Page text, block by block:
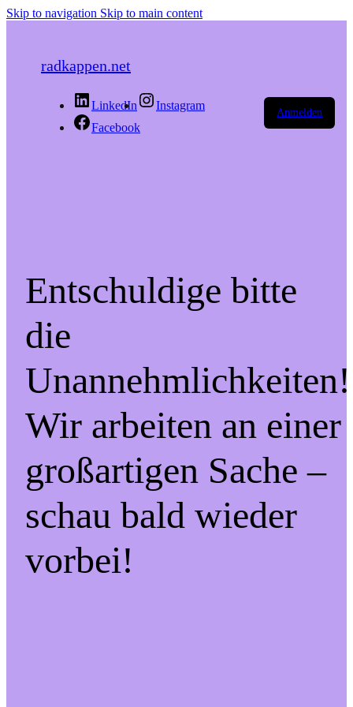
Skip to navigation Skip to main content
radkappen.net
LinkedIn
Instagram
Facebook
Anmelden
Entschuldige bitte
die
Unannehmlichkeiten!
Wir arbeiten an einer
großartigen Sache –
schau bald wieder
vorbei!